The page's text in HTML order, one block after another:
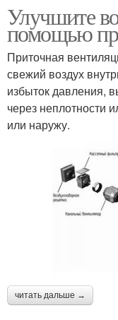
Улучшите
помощью
Приточная
свежий воздух
избыток давления,
через
или наружу.
читать дальше →